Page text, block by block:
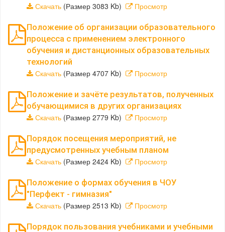
Скачать (Размер 3083 Kb) Просмотр
Положение об организации образовательного
процесса с применением электронного
обучения и дистанционных образовательных
технологий
Скачать (Размер 4707 Kb) Просмотр
Положение и зачёте результатов, полученных
обучающимися в других организациях
Скачать (Размер 2779 Kb) Просмотр
Порядок посещения мероприятий, не
предусмотренных учебным планом
Скачать (Размер 2424 Kb) Просмотр
Положение о формах обучения в ЧОУ
"Перфект - гимназия"
Скачать (Размер 2513 Kb) Просмотр
Порядок пользования учебниками и учебными